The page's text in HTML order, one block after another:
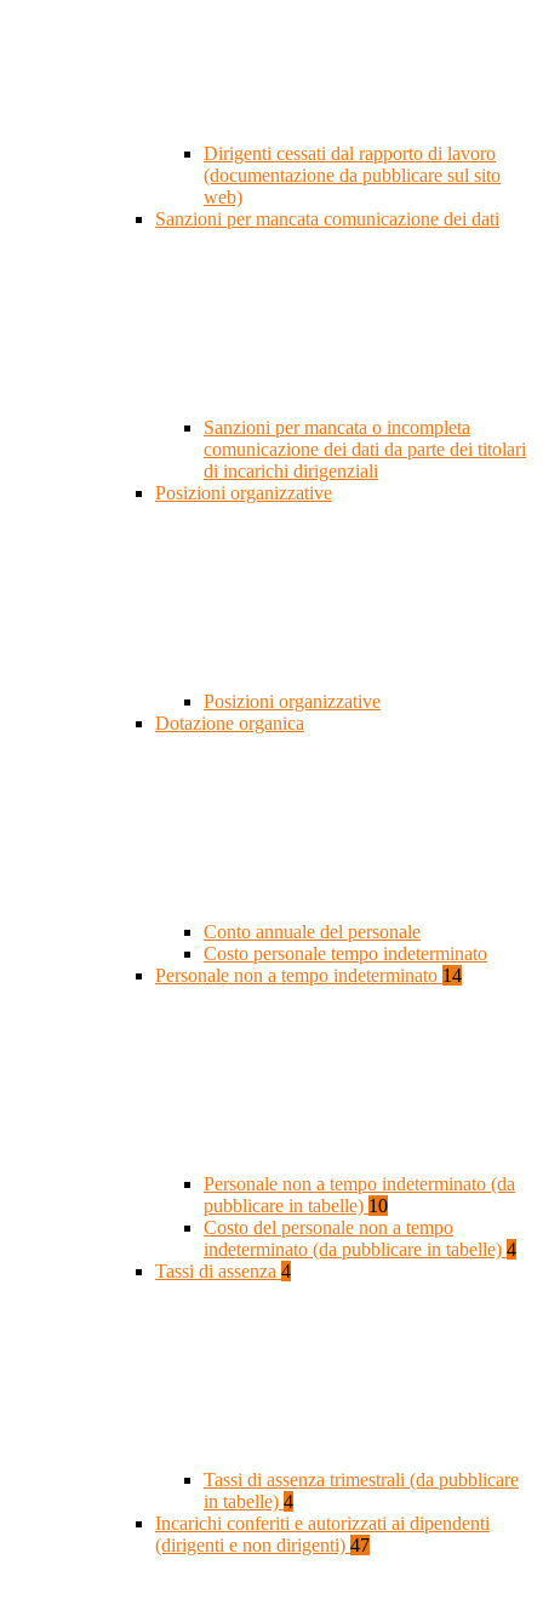
Dirigenti cessati dal rapporto di lavoro
(documentazione da pubblicare sul sito
web)
Sanzioni per mancata comunicazione dei dati
Sanzioni per mancata o incompleta
comunicazione dei dati da parte dei titolari
di incarichi dirigenziali
Posizioni organizzative
Posizioni organizzative
Dotazione organica
Conto annuale del personale
Costo personale tempo indeterminato
Personale non a tempo indeterminato 14
Personale non a tempo indeterminato (da
pubblicare in tabelle) 10
Costo del personale non a tempo
indeterminato (da pubblicare in tabelle) 4
Tassi di assenza 4
Tassi di assenza trimestrali (da pubblicare
in tabelle) 4
Incarichi conferiti e autorizzati ai dipendenti
(dirigenti e non dirigenti) 47